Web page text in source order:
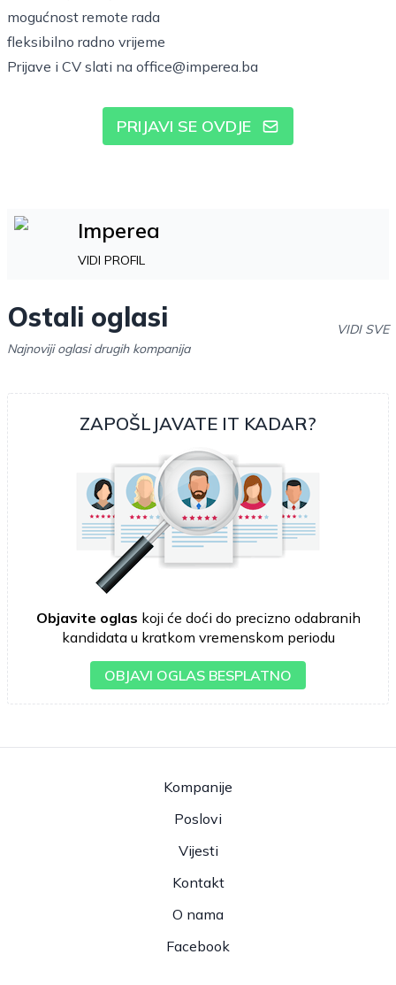
mogućnost remote rada
fleksibilno radno vrijeme
Prijave i CV slati na office@imperea.ba
PRIJAVI SE OVDJE
Imperea
VIDI PROFIL
Ostali oglasi
Najnoviji oglasi drugih kompanija
VIDI SVE
ZAPOŠLJAVATE IT KADAR?
Objavite oglas koji će doći do precizno odabranih
kandidata u kratkom vremenskom periodu
OBJAVI OGLAS BESPLATNO
Kompanije
Poslovi
Vijesti
Kontakt
O nama
Facebook